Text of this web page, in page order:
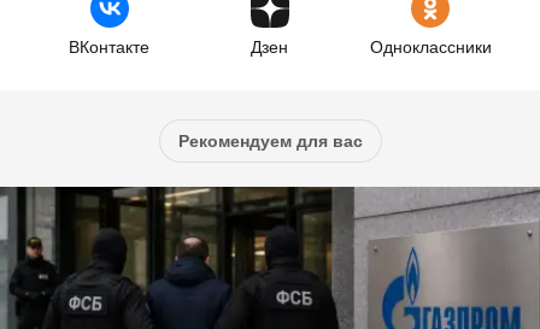
ВКонтакте Дзен Одноклассники
Рекомендуем для вас